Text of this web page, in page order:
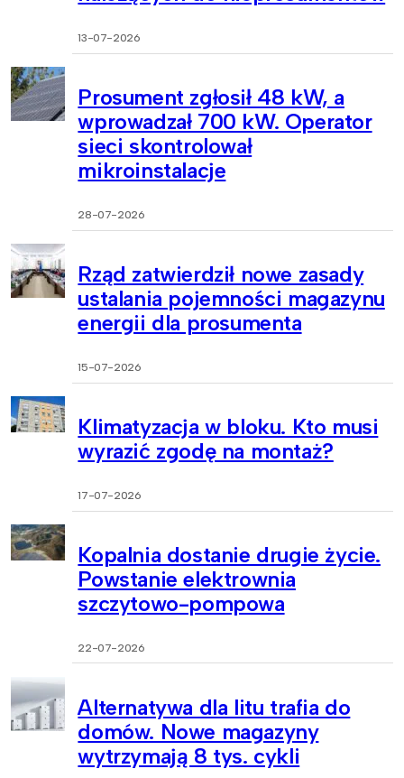
13-07-2026
Prosument zgłosił 48 kW, a
wprowadzał 700 kW. Operator
sieci skontrolował
mikroinstalacje
28-07-2026
Rząd zatwierdził nowe zasady
ustalania pojemności magazynu
energii dla prosumenta
15-07-2026
Klimatyzacja w bloku. Kto musi
wyrazić zgodę na montaż?
17-07-2026
Kopalnia dostanie drugie życie.
Powstanie elektrownia
szczytowo-pompowa
22-07-2026
Alternatywa dla litu trafia do
domów. Nowe magazyny
wytrzymają 8 tys. cykli